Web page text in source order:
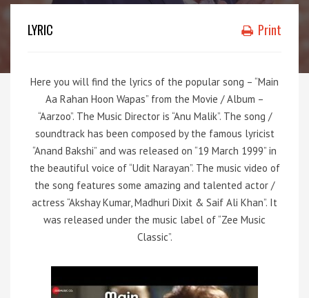
LYRIC Print
Here you will find the lyrics of the popular song – “Main
Aa Rahan Hoon Wapas” from the Movie / Album –
“Aarzoo”. The Music Director is “Anu Malik”. The song /
soundtrack has been composed by the famous lyricist
“Anand Bakshi” and was released on “19 March 1999” in
the beautiful voice of “Udit Narayan”. The music video of
the song features some amazing and talented actor /
actress “Akshay Kumar, Madhuri Dixit & Saif Ali Khan”. It
was released under the music label of “Zee Music
Classic”.